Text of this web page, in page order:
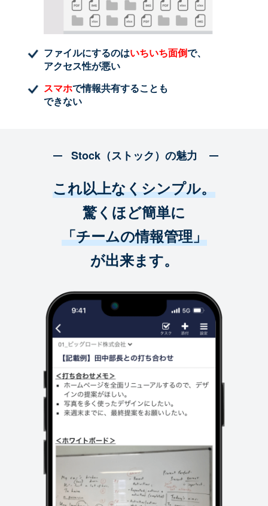
ファイルにするのはいちいち面倒で、
アクセス性が悪い
スマホで情報共有することも
できない
Stock（ストック）の魅力
これ以上なくシンプル。
驚くほど簡単に
「チームの情報管理」
が出来ます。